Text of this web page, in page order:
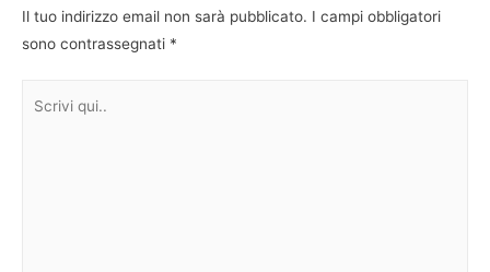
Il tuo indirizzo email non sarà pubblicato. I campi obbligatori
sono contrassegnati *